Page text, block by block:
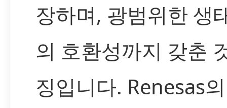
장하며, 광범위한 생
의 호환성까지 갖춘
징입니다. Renesas